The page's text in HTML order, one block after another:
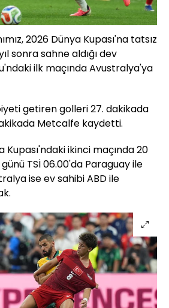
2026 Dünya Kupası'na tatsız
sonra sahne aldığı dev
ilk maçında Avustralya'ya
getiren golleri 27. dakikada
Metcalfe kaydetti.
Kupası'ndaki ikinci maçında 20
TSİ 06.00'da Paraguay ile
ise ev sahibi ABD ile